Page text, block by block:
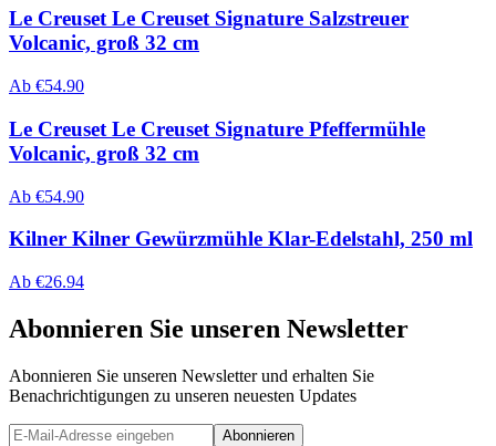
Le Creuset Le Creuset Signature Salzstreuer
Volcanic, groß 32 cm
Ab €54.90
Le Creuset Le Creuset Signature Pfeffermühle
Volcanic, groß 32 cm
Ab €54.90
Kilner Kilner Gewürzmühle Klar-Edelstahl, 250 ml
Ab €26.94
Abonnieren Sie unseren Newsletter
Abonnieren Sie unseren Newsletter und erhalten Sie
Benachrichtigungen zu unseren neuesten Updates
Abonnieren